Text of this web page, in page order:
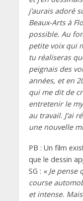
j’aurais adoré
Beaux-Arts à
possible. Au
petite voix qui
tu réaliseras
peignais des
années, et en
qui me dit de
entretenir le
au travail. J’ai
une nouvelle
PB : Un film
que le dessin
SG : « Je pense
course
et intense.